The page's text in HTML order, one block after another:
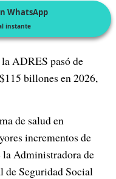
WhatsApp
instante
ADRES pasó de
billones en 2026,
de salud en
incrementos de
la Administradora de
de Seguridad Social